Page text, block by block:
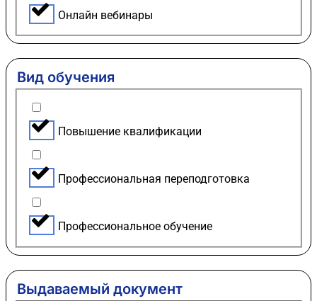
Онлайн вебинары
Вид обучения
Повышение квалификации
Профессиональная переподготовка
Профессиональное обучение
Выдаваемый документ